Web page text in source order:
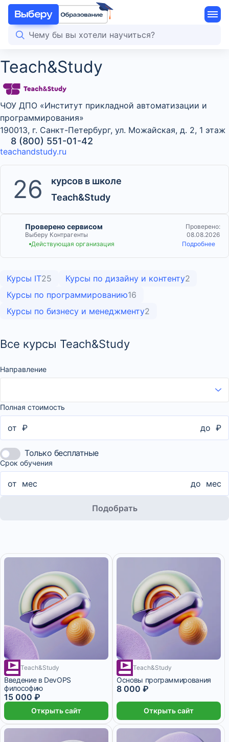
Teach&Study
8 (800) 551-01-42
ЧОУ ДПО «Институт прикладной автоматизации и
программирования»
190013, г. Санкт-Петербург, ул. Можайская, д. 2, 1 этаж
teachandstudy.ru
26
курсов в школе
Teach&Study
Проверено сервисом
Выберу Контрагенты
Проверено:
08.08.2026
Действующая организация
Подробнее
Курсы IT25 Курсы по дизайну и контенту2
Курсы по программированию16
Курсы по бизнесу и менеджменту2
Все курсы Teach&Study
Направление
Полная стоимость
от ₽ до ₽
Только бесплатные
Срок обучения
от мес до мес
Подобрать
1 месяцTeach&Study
Введение в DevOPS
философию
15 000 ₽
Открыть сайт
Teach&Study
Основы программирования
8 000 ₽
Открыть сайт